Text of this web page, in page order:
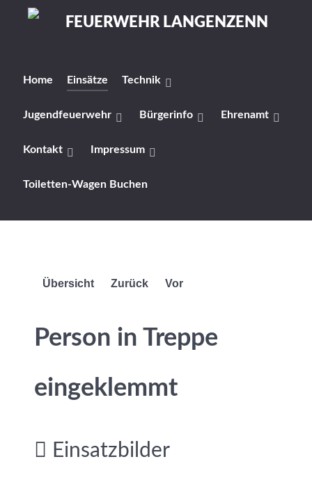
Home Einsätze Technik
Jugendfeuerwehr Bürgerinfo Ehrenamt
Kontakt Impressum
Toiletten-Wagen Buchen
Übersicht Zurück Vor
Person in Treppe
eingeklemmt
Einsatzbilder